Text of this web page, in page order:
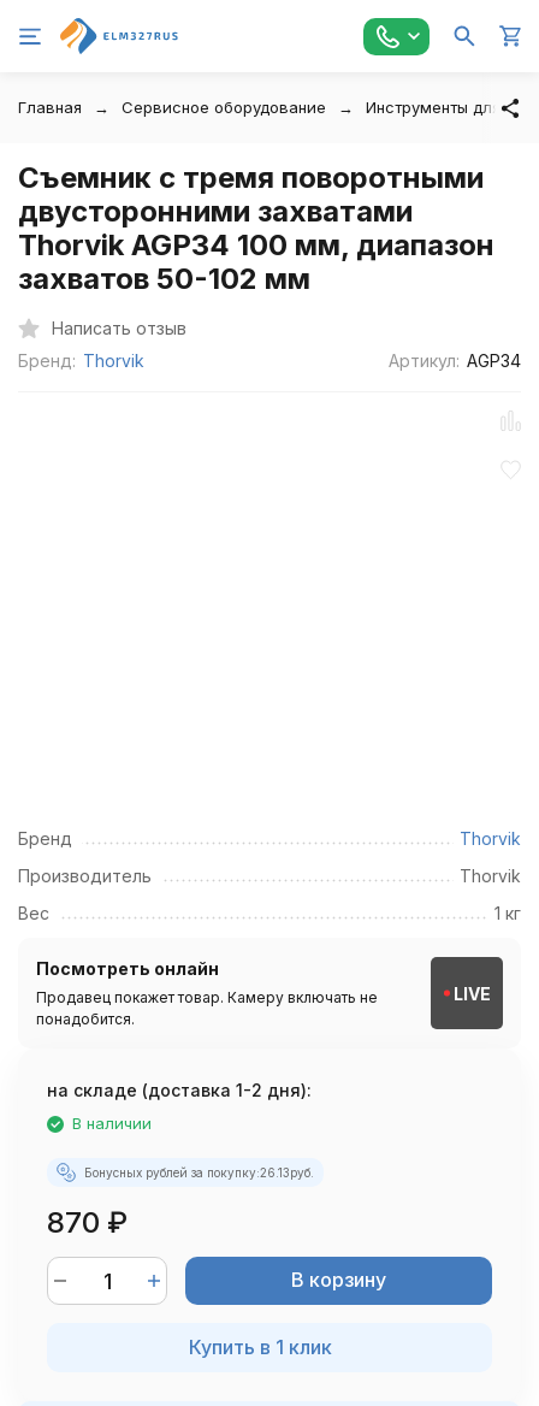
Главная Сервисное оборудование Инструменты для
Съемник с тремя поворотными
двусторонними захватами
Thorvik AGP34 100 мм, диапазон
захватов 50-102 мм
Написать отзыв
Бренд: Thorvik Артикул: AGP34
Бренд
Thorvik
Производитель
Thorvik
Вес
1 кг
Посмотреть онлайн
Продавец покажет товар. Камеру включать не
понадобится.
LIVE
на складе (доставка 1-2 дня):
В наличии
Бонусных рублей за покупку:26.13руб.
870 ₽
В корзину
Купить в 1 клик